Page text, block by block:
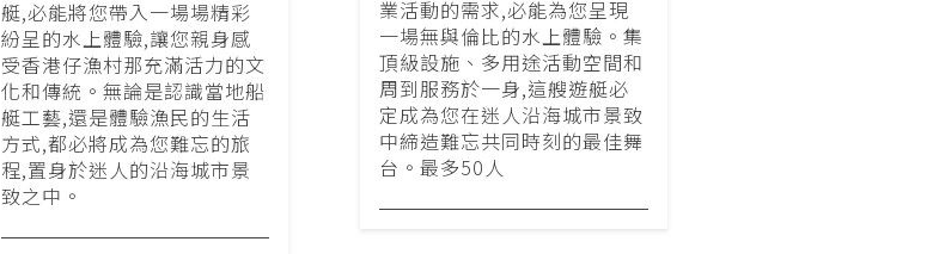
艇,必能將您帶入一場場精彩
紛呈的水上體驗,讓您親身感
受香港仔漁村那充滿活力的文
化和傳統。無論是認識當地船
艇工藝,還是體驗漁民的生活
方式,都必將成為您難忘的旅
程,置身於迷人的沿海城市景
致之中。
業活動的需求,必能為您呈現
一場無與倫比的水上體驗。集
頂級設施、多用途活動空間和
周到服務於一身,這艘遊艇必
定成為您在迷人沿海城市景致
中締造難忘共同時刻的最佳舞
台。最多50人